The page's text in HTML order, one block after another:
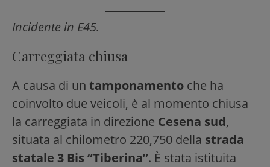
Incidente in E45.
Carreggiata chiusa
A causa di un tamponamento che ha
coinvolto due veicoli, è al momento chiusa
la carreggiata in direzione Cesena sud,
situata al chilometro 220,750 della strada
statale 3 Bis “Tiberina”. È stata istituita